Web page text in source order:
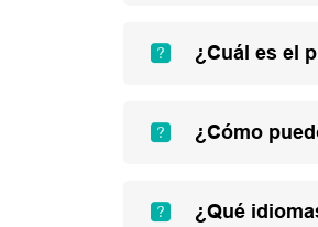
¿Cuál es el
¿Cómo
¿Qué